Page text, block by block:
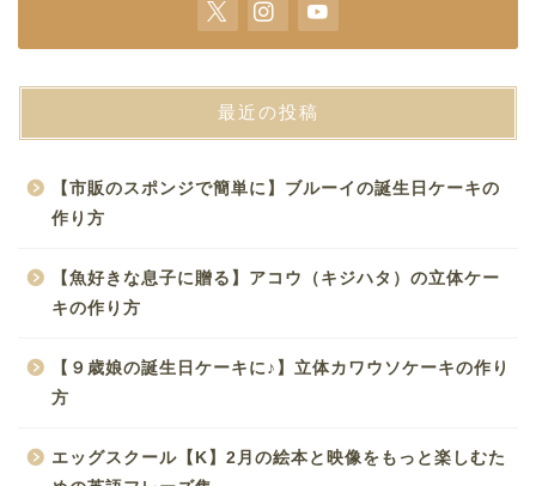
最近の投稿
【市販のスポンジで簡単に】ブルーイの誕生日ケーキの
作り方
【魚好きな息子に贈る】アコウ（キジハタ）の立体ケー
キの作り方
【９歳娘の誕生日ケーキに♪】立体カワウソケーキの作り
方
エッグスクール【K】2月の絵本と映像をもっと楽しむた